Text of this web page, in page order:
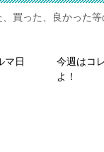
買った、良かった
マ日
今週はコ
よ！